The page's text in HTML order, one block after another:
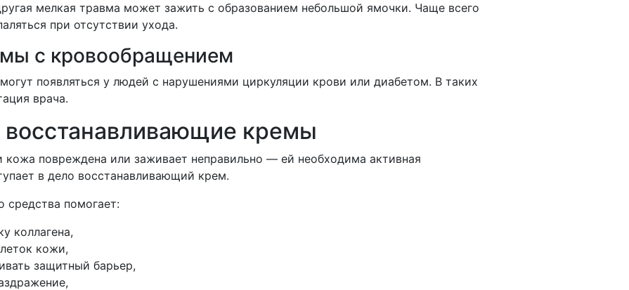
мелкая травма может зажить с образованием небольшой ямочки. Чаще всего
при отсутствии ухода.
с кровообращением
появляться у людей с нарушениями циркуляции крови или диабетом. В таких
врача.
кремы
кожа повреждена или заживает неправильно — ей необходима активная
в дело восстанавливающий крем.
средства помогает:
коллагена,
кожи,
защитный барьер,